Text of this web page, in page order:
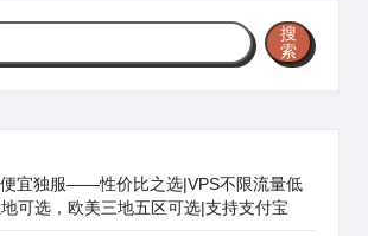
搜
索
便宜独服——性价比之选|VPS不限流量低
可选，欧美三地五区可选|支持支付宝